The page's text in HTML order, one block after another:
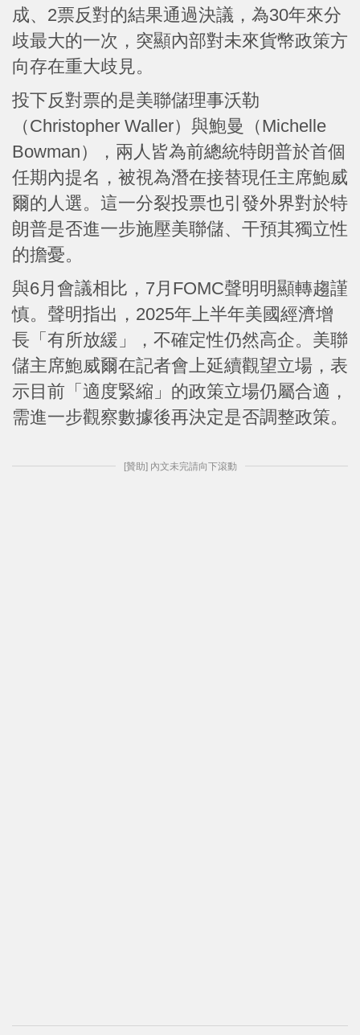
成、2票反對的結果通過決議，為30年來分
歧最大的一次，突顯內部對未來貨幣政策方
向存在重大歧見。
投下反對票的是美聯儲理事沃勒
（Christopher Waller）與鮑曼（Michelle
Bowman），兩人皆為前總統特朗普於首個
任期內提名，被視為潛在接替現任主席鮑威
爾的人選。這一分裂投票也引發外界對於特
朗普是否進一步施壓美聯儲、干預其獨立性
的擔憂。
與6月會議相比，7月FOMC聲明明顯轉趨謹
慎。聲明指出，2025年上半年美國經濟增
長「有所放緩」，不確定性仍然高企。美聯
儲主席鮑威爾在記者會上延續觀望立場，表
示目前「適度緊縮」的政策立場仍屬合適，
需進一步觀察數據後再決定是否調整政策。
[贊助] 內文未完請向下滾動